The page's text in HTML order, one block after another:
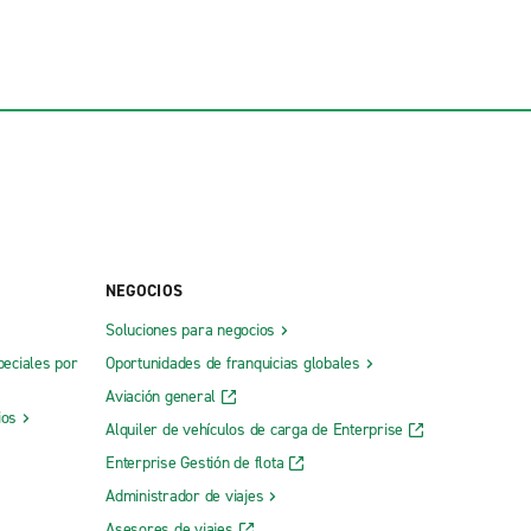
por
NEGOCIOS
Soluciones para negocios
Oportunidades de franquicias globales
Aviación general
Alquiler de vehículos de carga de Enterprise
Enterprise Gestión de flota
Administrador de viajes